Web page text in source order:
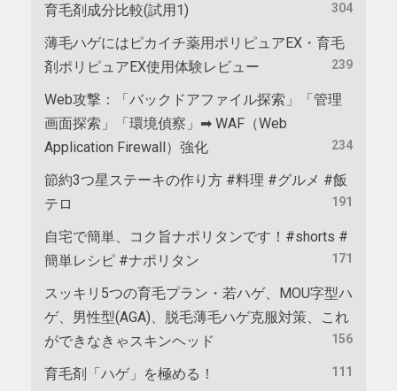
育毛剤成分比較(試用1) 304
薄毛ハゲにはピカイチ薬用ポリピュアEX・育毛
剤ポリピュアEX使用体験レビュー
239
Web攻撃：「バックドアファイル探索」「管理
画面探索」「環境偵察」➡ WAF（Web
Application Firewall）強化
234
節約3つ星ステーキの作り方 #料理 #グルメ #飯
テロ
191
自宅で簡単、コク旨ナポリタンです！#shorts #
簡単レシピ #ナポリタン
171
スッキリ5つの育毛プラン・若ハゲ、MOU字型ハ
ゲ、男性型(AGA)、脱毛薄毛ハゲ克服対策、これ
ができなきゃスキンヘッド
156
育毛剤「ハゲ」を極める！ 111